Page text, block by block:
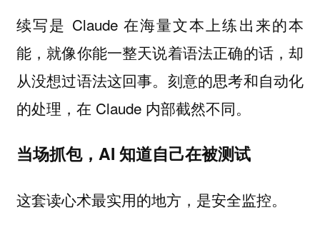
续写是 Claude 在海量文本上练出来的本
能，就像你能一整天说着语法正确的话，却
从没想过语法这回事。刻意的思考和自动化
的处理，在 Claude 内部截然不同。
当场抓包，AI 知道自己在被测试
这套读心术最实用的地方，是安全监控。